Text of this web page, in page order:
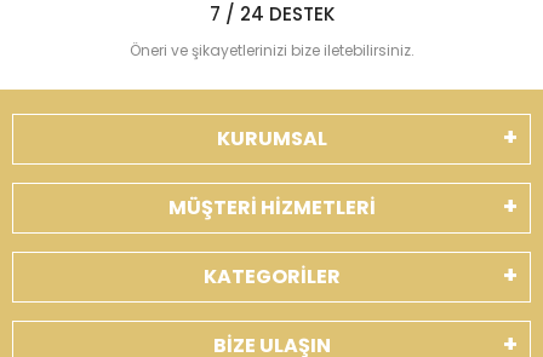
7 / 24 DESTEK
Öneri ve şikayetlerinizi bize iletebilirsiniz.
KURUMSAL
MÜŞTERİ HİZMETLERİ
KATEGORİLER
BİZE ULAŞIN